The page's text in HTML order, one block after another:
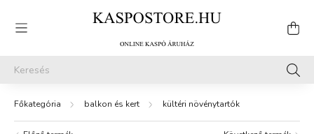
balkon és kert kültéri növénytartók